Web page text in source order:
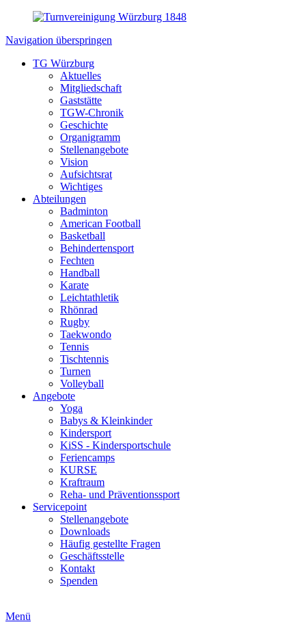
Navigation überspringen
TG Würzburg
Aktuelles
Mitgliedschaft
Gaststätte
TGW-Chronik
Geschichte
Organigramm
Stellenangebote
Vision
Aufsichtsrat
Wichtiges
Abteilungen
Badminton
American Football
Basketball
Behindertensport
Fechten
Handball
Karate
Leichtathletik
Rhönrad
Rugby
Taekwondo
Tennis
Tischtennis
Turnen
Volleyball
Angebote
Yoga
Babys & Kleinkinder
Kindersport
KiSS - Kindersportschule
Feriencamps
KURSE
Kraftraum
Reha- und Präventionssport
Servicepoint
Stellenangebote
Downloads
Häufig gestellte Fragen
Geschäftsstelle
Kontakt
Spenden
Menü